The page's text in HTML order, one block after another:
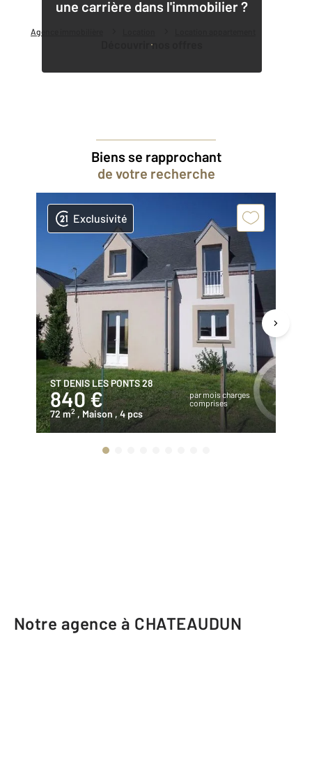
Agence immobilière
une carrière dans l'immobilier ?
Découvrir nos offres
Biens se rapprochant
de votre recherche
Exclusivité
ST DENIS LES PONTS 28
840 €
par mois charges
comprises
72 m2 , Maison , 4 pcs
Notre agence à CHATEAUDUN